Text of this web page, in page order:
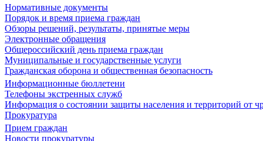
Нормативные документы
Порядок и время приема граждан
Обзоры решений, результаты, принятые меры
Электронные обращения
Общероссийский день приема граждан
Муниципальные и государственные услуги
Гражданская оборона и общественная безопасность
Информационные бюллетени
Телефоны экстренных служб
Информация о состоянии защиты населения и территорий от
Прокуратура
Прием граждан
Новости прокуратуры